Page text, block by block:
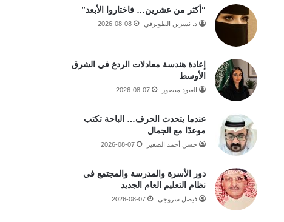
“أكثر من عشرين… فاختاروا الأبعد”
د. نسرين الطويرقي 2026-08-08
إعادة هندسة معادلات الردع في الشرق
الأوسط
العنود منصور 2026-08-07
عندما يتحدث الحرف… الباحة تكتب
موعدًا مع الجمال
حسن أحمد الصغير 2026-08-07
دور الأسرة والمدرسة والمجتمع في
نظام التعليم العام الجديد
فيصل سروجي 2026-08-07